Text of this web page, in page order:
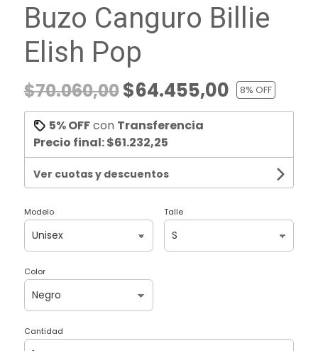
Buzo Canguro Billie
Elish Pop
$70.060,00$64.455,00 8% OFF
5% OFFcon Transferencia
Precio final:$61.232,25
Ver cuotas y descuentos
Modelo Talle
Color
Cantidad